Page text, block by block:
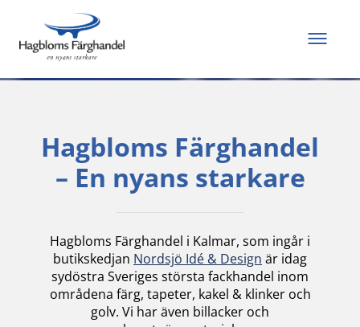
Allt du behöver för
att måla och renovera
Hagbloms Färghandel
– En nyans starkare
Hagbloms Färghandel i Kalmar, som ingår i
butikskedjan Nordsjö Idé & Design är idag
sydöstra Sveriges största fackhandel inom
områdena färg, tapeter, kakel & klinker och
golv. Vi har även billacker och